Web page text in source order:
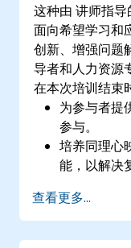
这种由 讲师指导
面向希望学习和
创新、增强问题
导者和人力资源
在本次培训结束
为参与者提
参与。
培养同理心
能，以解决
场景。
在技术团队
查看更多...